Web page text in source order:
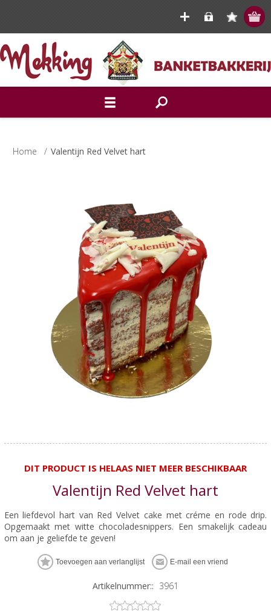
Home / Valentijn Red Velvet hart
DIT PRODUCT IS HELAAS NIET MEER BESCHIKBAAR
Valentijn Red Velvet hart
Een liefdevol hart van Red Velvet cake met créme en rode drip.
Opgemaakt met witte chocoladesnippers. Een smakelijk cadeau
om aan je geliefde te geven!
Artikelnummer:: 3961